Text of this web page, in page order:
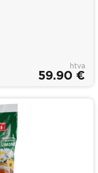
htva
59.90 €